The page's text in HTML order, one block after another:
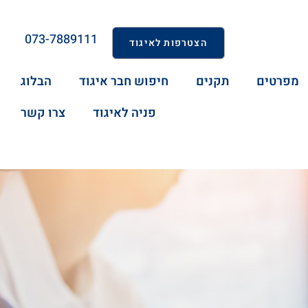
הצטרפות לאיגוד 073-7889111
מפרטים תקנים חיפוש חבר איגוד
הבלוג
פניה לאיגוד
צרו קשר